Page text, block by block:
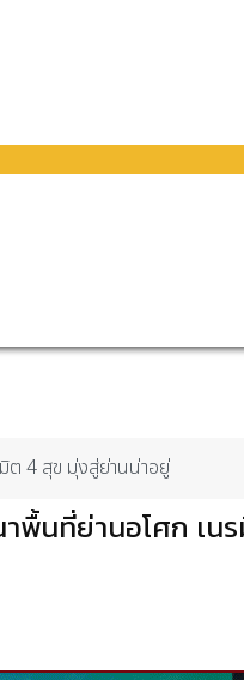
ต 4 สุข มุ่งสู่ย่านน่าอยู่
พื้นที่ย่านอโศก เน